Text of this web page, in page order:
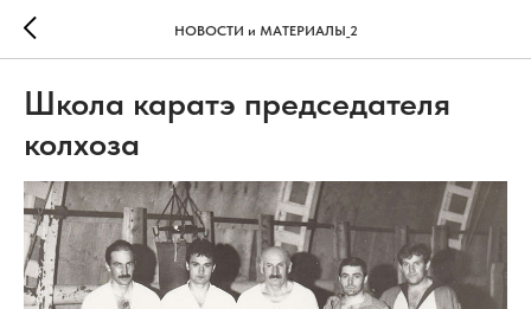
НОВОСТИ и МАТЕРИАЛЫ_2
Школа каратэ председателя
колхоза